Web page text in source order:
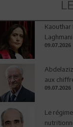
Kaouthar
09.07.2026
aux
09.07.2026
Le